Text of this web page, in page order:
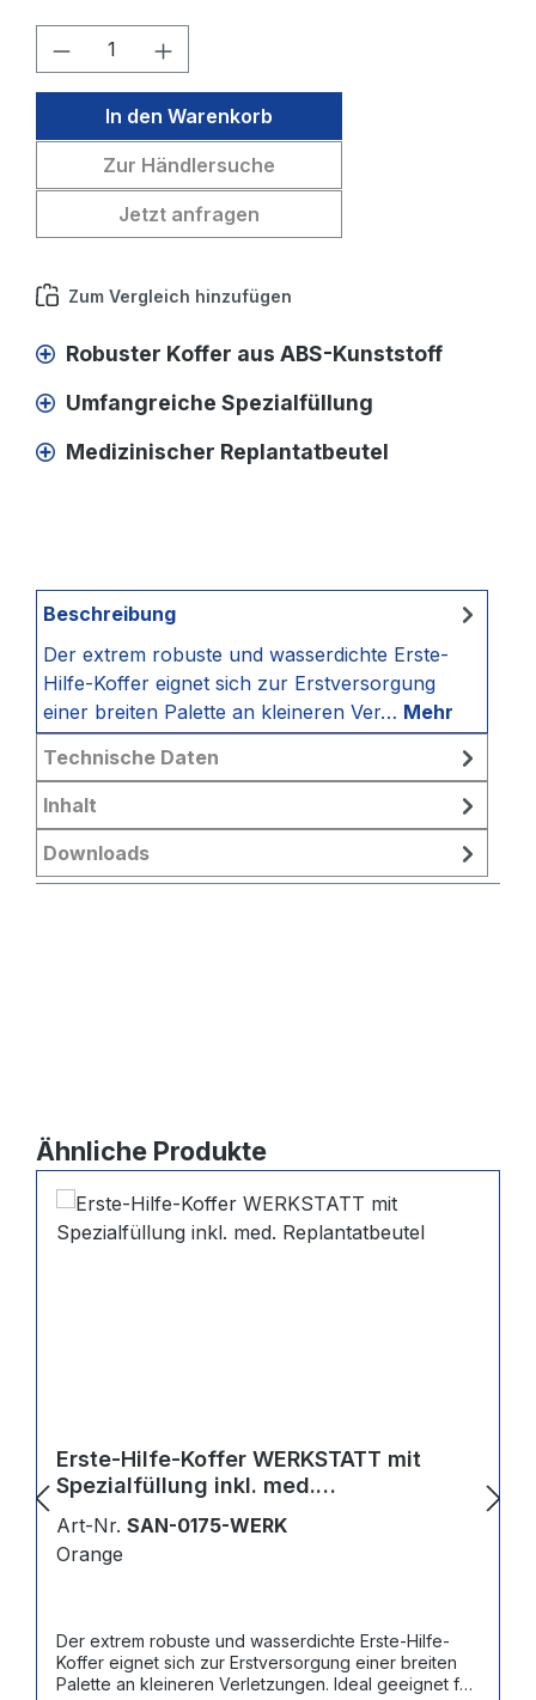
Produkt Anzahl: Gib den
In den Warenkorb
Zur Händlersuche
Jetzt anfragen
Zum Vergleich hinzufügen
Robuster Koffer aus ABS-Kunststoff
Umfangreiche Spezialfüllung
Medizinischer Replantatbeutel
Beschreibung
Der extrem robuste und wasserdichte Erste-
Hilfe-Koffer eignet sich zur Erstversorgung
einer breiten Palette an kleineren Ver… Mehr
Technische Daten
Inhalt
Downloads
Produktgalerie überspringen
Ähnliche Produkte
Erste-Hilfe-Koffer WERKSTATT mit
Spezialfüllung inkl. med.
Art-Nr. SAN-0175-WERK
Orange
Der extrem robuste und wasserdichte Erste-Hilfe-
Koffer eignet sich zur Erstversorgung einer breiten
Palette an kleineren Verletzungen. Ideal geeignet für